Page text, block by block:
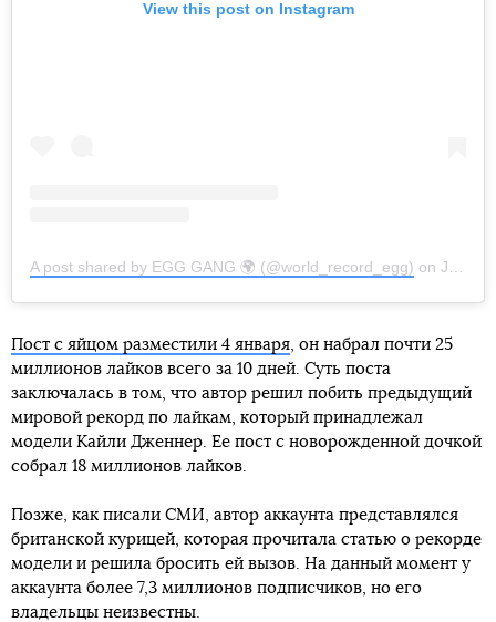
View this post on Instagram
A post shared by EGG GANG 🌍 (@world_record_egg) on Jan 4, 2019 at 9:05am PST
Пост с яйцом разместили 4 января , он набрал почти 25
миллионов лайков всего за 10 дней. Суть поста
заключалась в том, что автор решил побить предыдущий
мировой рекорд по лайкам, который принадлежал
модели Кайли Дженнер. Ее пост с новорожденной дочкой
собрал 18 миллионов лайков.
Позже, как писали СМИ, автор аккаунта представлялся
британской курицей, которая прочитала статью о рекорде
модели и решила бросить ей вызов. На данный момент у
аккаунта более 7,3 миллионов подписчиков, но его
владельцы неизвестны.